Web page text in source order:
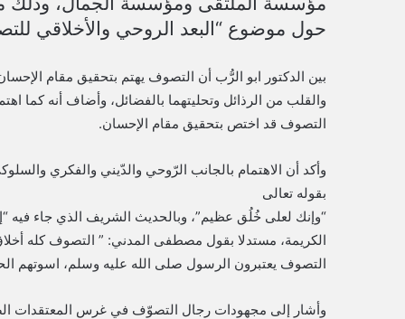
حول موضوع “البعد الروحي والأخلاقي
بين الدكتور ابو الرُّب أن التصوف يهتم بتحقيق مقام
والقلب من الرذائل وتحليتهما بالفضائل، وأضاف أنه كما
التصوف قد اختص بتحقيق مقام الإحسان.
وأكد أن الاهتمام بالجانب الرّوحي والدّيني والفكري
بقوله تعالى
“وإنك لعلى خُلُق عظيم”، وبالحديث الشريف الذي جاء فيه
الكريمة، مستدلا بقول مصطفى المدني: ” التصوف كله
التصوف يعتبرون الرسول صلى الله عليه وسلم، اسوتهم
وأشار إلى مجهودات رجال التصوّف في غرس المعتقدات